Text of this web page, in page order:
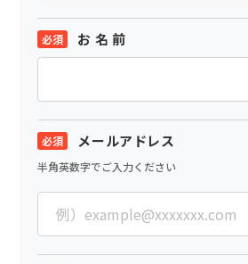
お 名 前
メールアドレス
半角英数字でご入力ください